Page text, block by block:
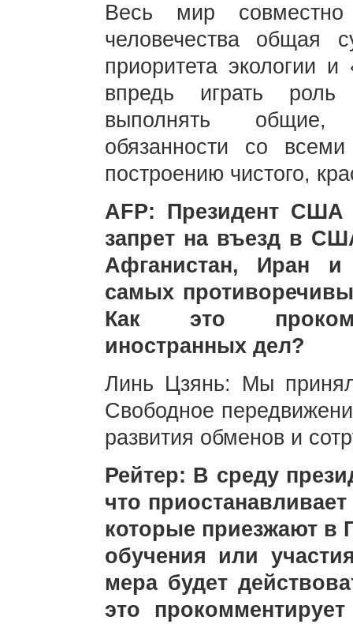
Весь мир
человечества общая
приоритета экологии и
впредь играть роль
выполнять общие,
обязанности со
построению чистого,
AFP: Президент
запрет на въезд в
Афганистан, Иран
самых
Как это
иностранных дел?
Линь Цзянь: Мы
Свободное
развития обменов и
Рейтер: В среду
что
которые приезжают в
обучения или
мера будет
это